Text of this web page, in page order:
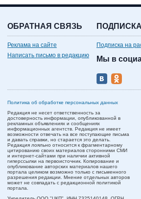
ОБРАТНАЯ СВЯЗЬ
Реклама на сайте
Написать письмо в редакцию
ПОДПИСКА
Подписка на
Мы в
Политика об обработке персональных данных
Редакция не несет ответственность за
достоверность информации, опубликованной в
рекламных объявлениях и сообщениях
информационных агентств. Редакция не имеет
возможности отвечать на все поступающие письма
и давать справки, но старается это делать.
Редакция лояльно относится к фрагментарному
цитированию своих материалов сторонними СМИ
и интернет-сайтами при наличии активной
гиперссылки на первоисточник. Копирование и
опубликование авторских материалов нашего
портала целиком возможно только с письменного
разрешения редакции. Мнение отдельных авторов
может не совпадать с редакционной политикой
портала.